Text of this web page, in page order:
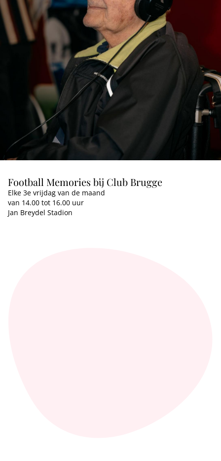
Football Memories bij Club Brugge
Elke 3e vrijdag van de maand
van 14.00 tot 16.00 uur
Jan Breydel Stadion